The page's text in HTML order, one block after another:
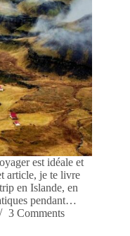
est idéale et
article, je te livre
en Islande, en
pendant…
3 Comments